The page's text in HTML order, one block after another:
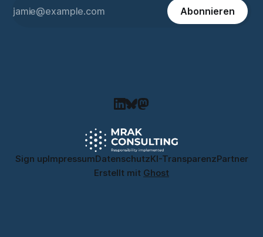
Abonnieren
Sign upImpressumDatenschutzKI-TransparenzPartner
Erstellt mit Ghost